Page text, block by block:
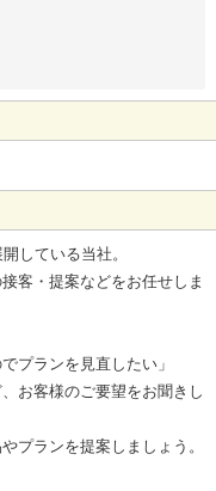
している当社。
客・提案などをお任せしま
プランを見直したい」
お客様のご要望をお聞きし
プランを提案しましょう。